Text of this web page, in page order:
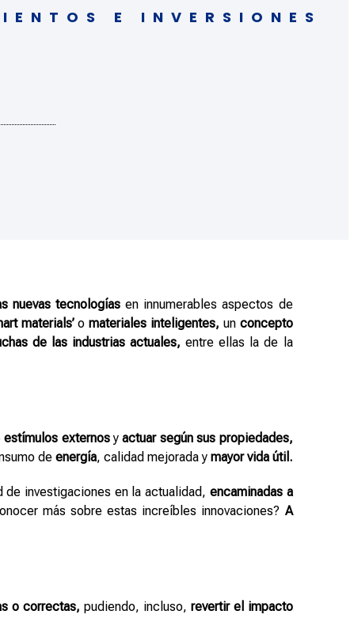
E INVERSIONES
nuevas tecnologíasen innumerables aspectos de
materials’omateriales inteligentes, un concepto
de las industrias actuales, entre ellas la de la
estímulos externosyactuar según sus propiedades,
de energía, calidad mejorada y mayor vida útil.
investigaciones en la actualidad, encaminadas a
más sobre estas increíbles innovaciones? A
o correctas, pudiendo, incluso, revertir el impacto